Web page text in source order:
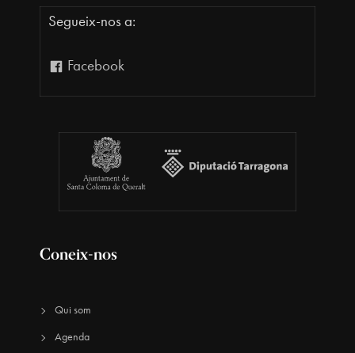
Segueix-nos a:
Facebook
Coneix-nos
Qui som
Agenda